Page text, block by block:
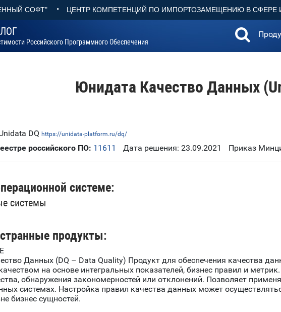
СОФТ" • ЦЕНТР КОМПЕТЕНЦИЙ ПО ИМПОРТОЗАМЕЩЕНИЮ В СФЕРЕ
Российского Программного Обеспечения
Юнидата Качество Данных
DQ https://unidata-platform.ru/dq/
российского ПО: 11611 Дата решения: 23.09.2021 Приказ
системе:
системы
продукты:
Данных (DQ – Data Quality) Продукт для обеспечения качества
на основе интегральных показателей, бизнес правил и
обнаружения закономерностей или отклонений. Позволяет
системах. Настройка правил качества данных может
бизнес сущностей.